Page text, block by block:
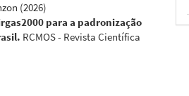
(2026)
para a padronização
RCMOS - Revista Científica